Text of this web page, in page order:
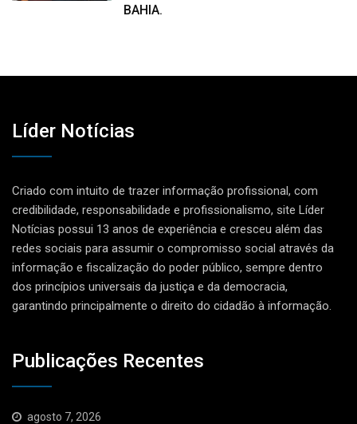
BAHIA.
Líder Notícias
Criado com intuito de trazer informação profissional, com
credibilidade, responsabilidade e profissionalismo, site Líder
Notícias possui 13 anos de experiência e cresceu além das
redes sociais para assumir o compromisso social através da
informação e fiscalização do poder público, sempre dentro
dos princípios universais da justiça e da democracia,
garantindo principalmente o direito do cidadão à informação.
Publicações Recentes
agosto 7, 2026